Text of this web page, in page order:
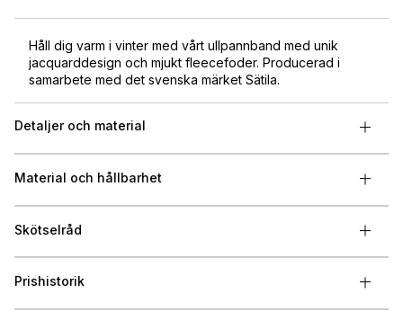
Håll dig varm i vinter med vårt ullpannband med unik
jacquarddesign och mjukt fleecefoder. Producerad i
samarbete med det svenska märket Sätila.
Detaljer och material
Material och hållbarhet
Skötselråd
Prishistorik